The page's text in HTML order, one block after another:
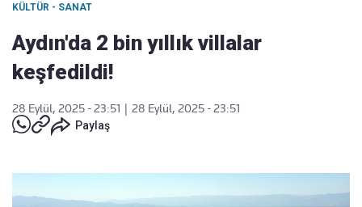
KÜLTÜR - SANAT
Aydın'da 2 bin yıllık villalar
keşfedildi!
28 Eylül, 2025 - 23:51
28 Eylül, 2025 - 23:51
Paylaş